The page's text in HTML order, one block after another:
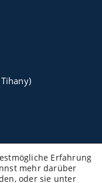
Erfahrung
mehr darüber
oder sie unter